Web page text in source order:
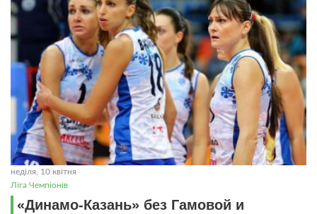
неділя, 10 квітня
Ліга Чемпіонів
«Динамо-Казань» без Гамовой и